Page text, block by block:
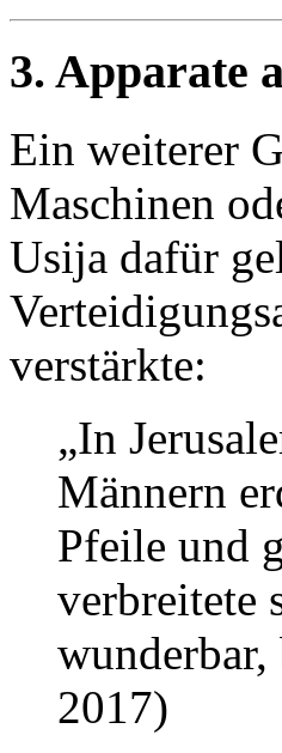
3. Apparate
Ein weiterer
Maschinen
Usija dafür
verstärkte:
„In
Männern
Pfeile und
verbreitete
2017)